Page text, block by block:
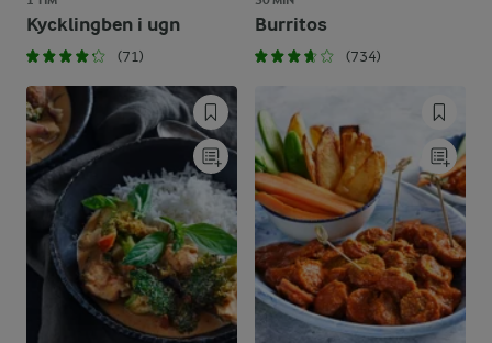
Kycklingben i ugn
(71)
Burritos
(734)